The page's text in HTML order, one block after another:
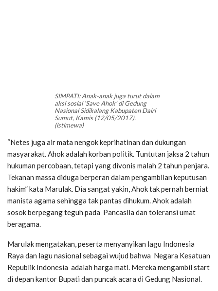
SIMPATI: Anak-anak juga turut dalam
aksi sosial ‘Save Ahok’ di Gedung
Nasional Sidikalang Kabupaten Dairi
Sumut, Kamis (12/05/2017).
(istimewa)
“Netes juga air mata nengok keprihatinan dan dukungan
masyarakat. Ahok adalah korban politik. Tuntutan jaksa 2 tahun
hukuman percobaan, tetapi yang divonis malah 2 tahun penjara.
Tekanan massa diduga berperan dalam pengambilan keputusan
hakim” kata Marulak. Dia sangat yakin, Ahok tak pernah berniat
manista agama sehingga tak pantas dihukum. Ahok adalah
sosok berpegang teguh pada Pancasila dan toleransi umat
beragama.
Marulak mengatakan, peserta menyanyikan lagu Indonesia
Raya dan lagu nasional sebagai wujud bahwa Negara Kesatuan
Republik Indonesia adalah harga mati. Mereka mengambil start
di depan kantor Bupati dan puncak acara di Gedung Nasional.